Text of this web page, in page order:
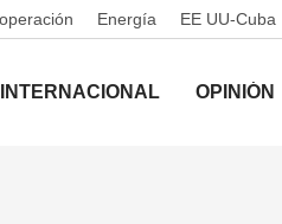
Energía EE UU-Cuba
INTERNACIONAL OPINIÓN